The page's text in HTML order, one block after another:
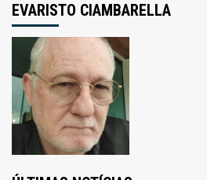
EVARISTO CIAMBARELLA